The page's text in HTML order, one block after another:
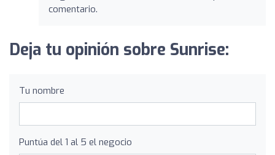
comentario.
Deja tu opinión sobre Sunrise:
Tu nombre
Puntúa del 1 al 5 el negocio